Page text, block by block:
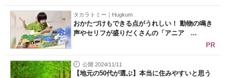
電子設計の基本と応用
エネルギーの専門メディア
建設×テクノロジーの最前線
タカラトミー｜Hugkum
おかたづけもできる点がうれしい！ 動物の鳴き
声やセリフが盛りだくさんの「アニア ...
PR
公開 2024/11/11
【地元の50代が選ぶ】本当に住みやすいと思う